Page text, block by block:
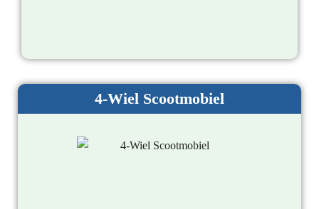
4-Wiel Scootmobiel